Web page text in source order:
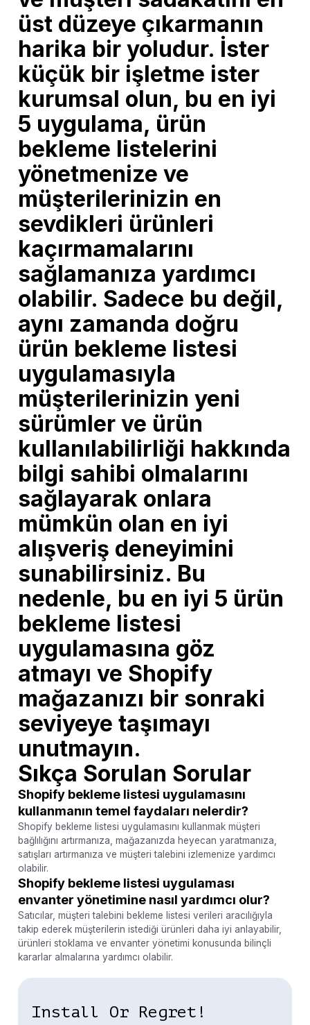
üst düzeye çıkarmanın
harika bir yoludur. İster
küçük bir işletme ister
kurumsal olun, bu en iyi
5 uygulama, ürün
bekleme listelerini
yönetmenize ve
müşterilerinizin en
sevdikleri ürünleri
kaçırmamalarını
sağlamanıza yardımcı
olabilir. Sadece bu değil,
aynı zamanda doğru
ürün bekleme listesi
uygulamasıyla
müşterilerinizin yeni
sürümler ve ürün
kullanılabilirliği hakkında
bilgi sahibi olmalarını
sağlayarak onlara
mümkün olan en iyi
alışveriş deneyimini
sunabilirsiniz. Bu
nedenle, bu en iyi 5 ürün
bekleme listesi
uygulamasına göz
atmayı ve Shopify
mağazanızı bir sonraki
seviyeye taşımayı
unutmayın.
Sıkça Sorulan Sorular
Shopify bekleme listesi uygulamasını
kullanmanın temel faydaları nelerdir?
Shopify bekleme listesi uygulamasını kullanmak müşteri
bağlılığını artırmanıza, mağazanızda heyecan yaratmanıza,
satışları artırmanıza ve müşteri talebini izlemenize yardımcı
olabilir.
Shopify bekleme listesi uygulaması
envanter yönetimine nasıl yardımcı olur?
Satıcılar, müşteri talebini bekleme listesi verileri aracılığıyla
takip ederek müşterilerin istediği ürünleri daha iyi anlayabilir,
ürünleri stoklama ve envanter yönetimi konusunda bilinçli
kararlar almalarına yardımcı olabilir.
Install Or Regret!